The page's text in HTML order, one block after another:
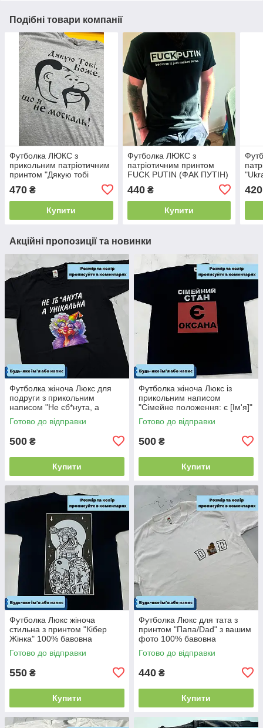
Подібні товари компанії
Футболка ЛЮКС з
прикольним патріотичним
принтом "Дякую тобі
470 ₴
Купити
Футболка ЛЮКС з
патріотичним принтом
FUCK PUTIN (ФАК ПУТІН)
440₴
Купити
420
Акційні пропозиції та новинки
Футболка жіноча Люкс для
подруги з прикольним
написом "Не єб*нута, а
унікальна" 100% бавовна
Готово до відправки
500 ₴
Купити
Футболка жіноча Люкс із
прикольним написом
"Сімейне положення: є [Ім'я]"
(будь-яке ім'я) 100% бавовна
Готово до відправки
500 ₴
Купити
Футболка Люкс жіноча
стильна з принтом "Кібер
Жінка" 100% бавовна
Готово до відправки
550 ₴
Купити
Футболка Люкс для тата з
принтом "Папа/Dad" з вашим
фото 100% бавовна
Готово до відправки
440 ₴
Купити